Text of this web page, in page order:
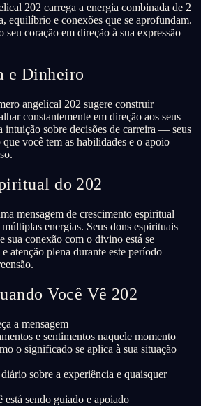
202 carrega a energia combinada de 2
equilíbrio e conexões que se aprofundam.
seu coração em direção à sua expressão
e Dinheiro
angelical 202 sugere construir
constantemente em direção aos seus
intuição sobre decisões de carreira — seus
você tem as habilidades e o apoio
do 202
mensagem de crescimento espiritual
energias. Seus dons espirituais
sua conexão com o divino está se
atenção plena durante este período
Você Vê 202
a mensagem
e sentimentos naquele momento
o significado se aplica à sua situação
sobre a experiência e quaisquer
está sendo guiado e apoiado